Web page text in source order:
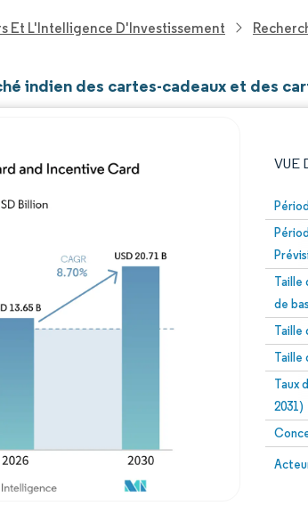
Et L'Intelligence D'Investissement
indien des cartes-cadeaux et des
VUE
Taille
de
Taille
Taille
Taux
2031)
Image
Image © Mordor Intelligence. La réutilisation nécessite une